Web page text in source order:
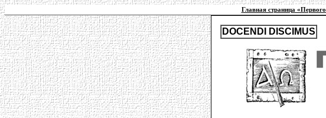
Главная страница
DOCENDI DISCIMUS